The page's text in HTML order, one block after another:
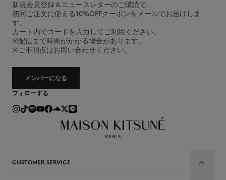
新規会員登録＆ニュースレターのご購読で、
初回ご注文に使える10%OFFクーポンをメールでお届けしま
す。
カート内でコードを入力してご利用ください。
※配信まで時間がかかる場合があります。
※ご不明点はお問い合わせください。
メンバーになる
フォローする
CUSTOMER SERVICE